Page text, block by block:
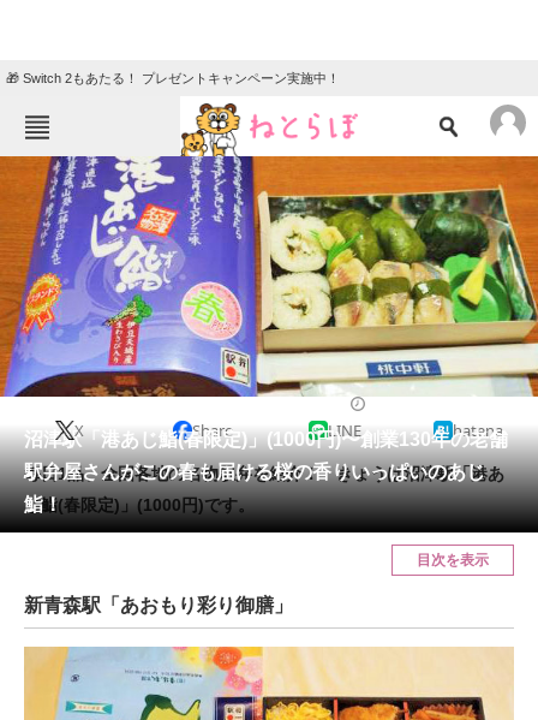
🎁 Switch 2もあたる！ プレゼントキャンペーン実施中！
ねとらぼメニュー
TOP ニュース
エンタメ クイズ
グルメ 地域
住まい
動物 リサーチ
会員記事
メディア
注目記事を集めた総合ページ
進化するPCとデバイスの未来
沼津駅「港あじ鮨(春限定)」(1000円)〜創業130年の老舗
駅弁屋さんがこの春も届ける桜の香りいっぱいのあじ
鮨！
X Share LINE hatena
毎日1品、全国各地の名物駅弁を紹介！ きょうは沼津駅「港あ
じ鮨(春限定)」(1000円)です。
目次を表示
新青森駅「あおもり彩り御膳」